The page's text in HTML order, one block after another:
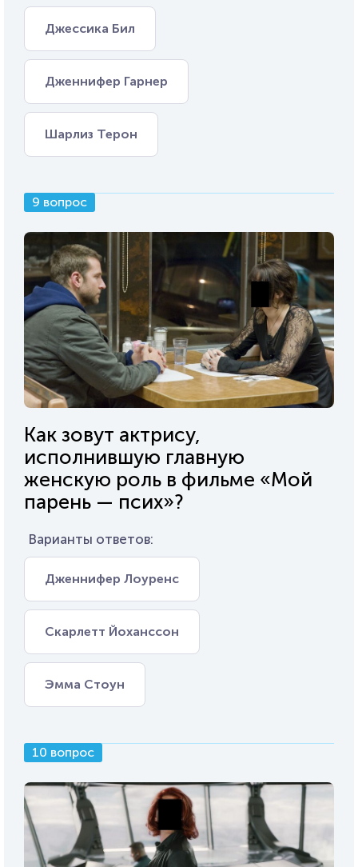
Джессика Бил
Дженнифер Гарнер
Шарлиз Терон
9 вопрос
Как зовут актрису,
исполнившую главную
женскую роль в фильме «Мой
парень — псих»?
Варианты ответов:
Дженнифер Лоуренс
Скарлетт Йоханссон
Эмма Стоун
10 вопрос